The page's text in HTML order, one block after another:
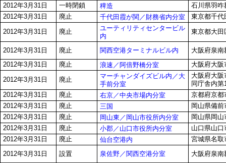
2012年3月31日
一時閉鎖 稗造
石川県羽咋
2012年3月31日
廃止 千代田霞が関／財務省内分室
東京都千代
2012年3月31日
廃止
ユーティリティセンタービル
内
東京都大田
2012年3月31日 廃止 関西空港ターミナルビル内
大阪府泉
2012年3月31日
廃止 浪速／阿倍野橋分室
大阪府大阪
2012年3月31日
廃止
マーチャンダイズビル内／大
手前分室
大阪府大
同庁舎内
2012年3月31日
廃止 右京／中央市場内分室
京都府京都
2012年3月31日
廃止 三国
岡山県備
2012年3月31日
廃止 岡山東／岡山市役所内分室
岡山県岡
2012年3月31日
廃止 小郡／山口市役所内分室
山口県山口
2012年3月31日
廃止 仙台空港内
宮城県名取
2012年3月31日
設置 泉佐野／関西空港分室 大阪府泉